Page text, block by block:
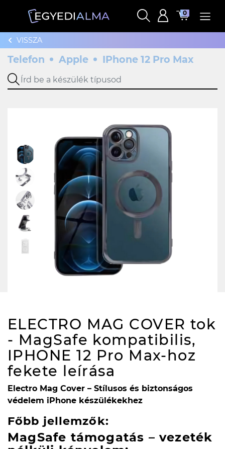
0
VISSZA
Telefon Apple IPhone 12 Pro Max
ELECTRO MAG COVER tok
- MagSafe kompatibilis,
IPHONE 12 Pro Max-hoz
fekete leírása
Electro Mag Cover – Stílusos és biztonságos
védelem iPhone készülékekhez
Főbb jellemzők:
MagSafe támogatás – vezeték